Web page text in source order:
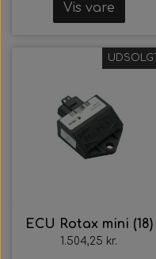
Vis vare
UDSOLGT
ECU Rotax mini (18)
1.504,25 kr.